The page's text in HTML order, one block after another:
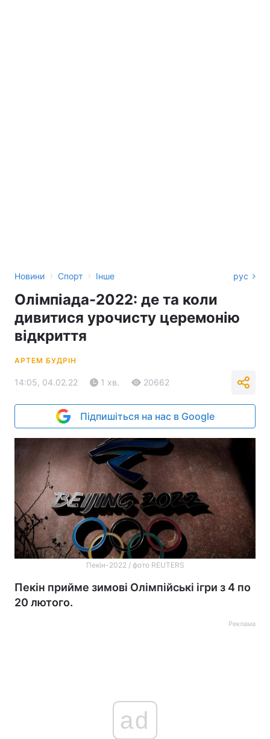
Новини › Спорт › Інше рус
Олімпіада-2022: де та коли
дивитися урочисту церемонію
відкриття
АРТЕМ БУДРІН
14:05, 04.02.22 1 хв. 20662
Підпишіться на нас в Google
Пекін-2022 / фото REUTERS
Пекін прийме зимові Олімпійські ігри з 4 по
20 лютого.
Реклама
ad